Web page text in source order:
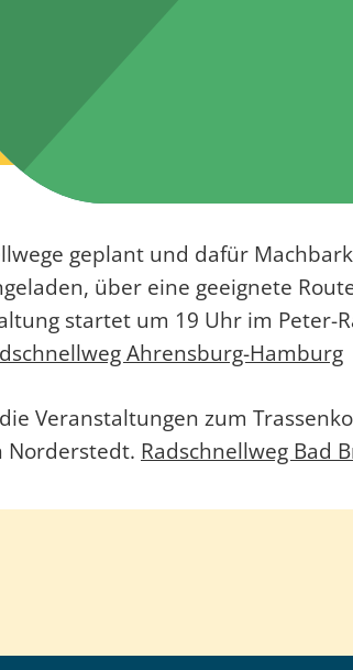
geplant und dafür
über eine geeignete
startet um 19 Uhr im Peter-
Ahrensburg-Hamburg
Veranstaltungen zum
Norderstedt. Radschnellweg Bad